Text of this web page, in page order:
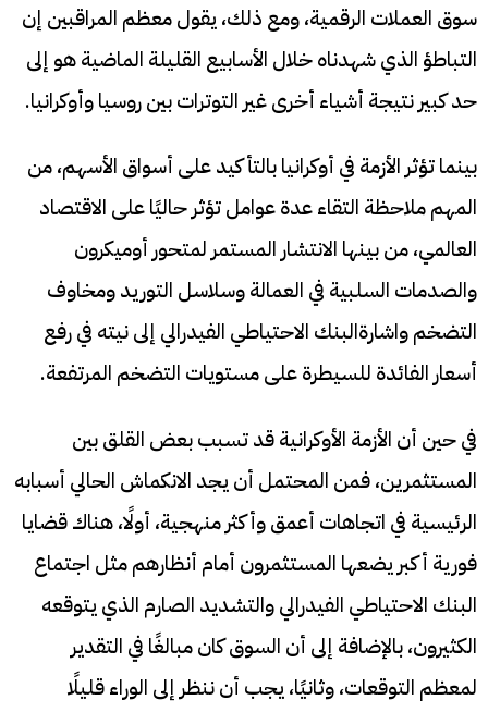
سوق العملات الرقمية، ومع ذلك، يقول معظم المراقبين إن
التباطؤ الذي شهدناه خلال الأسابيع القليلة الماضية هو إلى
حد كبير نتيجة أشياء أخرى غير التوترات بين روسيا وأوكرانيا.
بينما تؤثر الأزمة في أوكرانيا بالتأكيد على أسواق الأسهم، من
المهم ملاحظة التقاء عدة عوامل تؤثر حاليًا على الاقتصاد
العالمي، من بينها الانتشار المستمر لمتحور أوميكرون
والصدمات السلبية في العمالة وسلاسل التوريد ومخاوف
التضخم واشارةالبنك الاحتياطي الفيدرالي إلى نيته في رفع
أسعار الفائدة للسيطرة على مستويات التضخم المرتفعة.
في حين أن الأزمة الأوكرانية قد تسبب بعض القلق بين
المستثمرين، فمن المحتمل أن يجد الانكماش الحالي أسبابه
الرئيسية في اتجاهات أعمق وأكثر منهجية، أولًا، هناك قضايا
فورية أكبر يضعها المستثمرون أمام أنظارهم مثل اجتماع
البنك الاحتياطي الفيدرالي والتشديد الصارم الذي يتوقعه
الكثيرون، بالإضافة إلى أن السوق كان مبالغًا في التقدير
لمعظم التوقعات، وثانيًا، يجب أن ننظر إلى الوراء قليلًا